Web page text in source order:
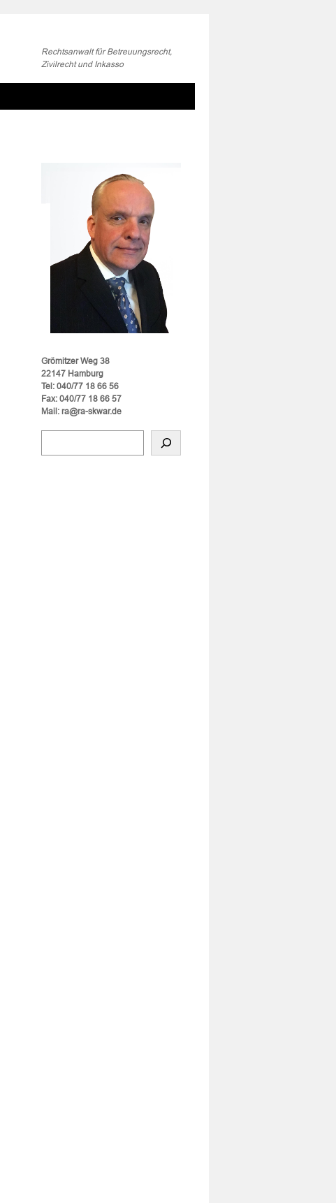
Rechtsanwalt für Betreuungsrecht,
Zivilrecht und Inkasso
Grömitzer Weg 38
22147 Hamburg
Tel: 040/77 18 66 56
Fax: 040/77 18 66 57
Mail: ra@ra-skwar.de